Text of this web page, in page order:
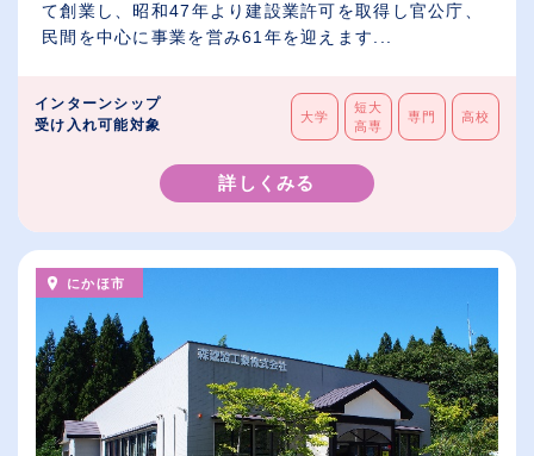
て創業し、昭和47年より建設業許可を取得し官公庁、
民間を中心に事業を営み61年を迎えます...
インターンシップ
受け入れ可能対象
大学
短大
高専
専門 高校
詳しくみる
にかほ市